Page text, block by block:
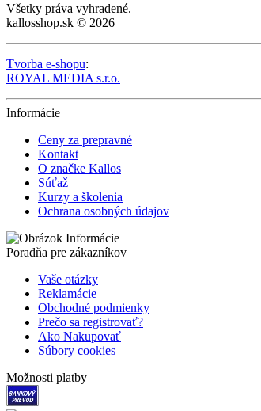
Všetky práva vyhradené.
kallosshop.sk © 2026
Tvorba e-shopu:
ROYAL MEDIA s.r.o.
Informácie
Ceny za prepravné
Kontakt
O značke Kallos
Súťaž
Kurzy a školenia
Ochrana osobných údajov
Poradňa pre zákazníkov
Vaše otázky
Reklamácie
Obchodné podmienky
Prečo sa registrovať?
Ako Nakupovať
Súbory cookies
Možnosti platby